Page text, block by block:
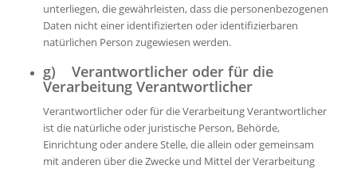
unterliegen, die gewährleisten, dass die personenbezogenen
Daten nicht einer identifizierten oder identifizierbaren
natürlichen Person zugewiesen werden.
g) Verantwortlicher oder für die
Verarbeitung Verantwortlicher
Verantwortlicher oder für die Verarbeitung Verantwortlicher
ist die natürliche oder juristische Person, Behörde,
Einrichtung oder andere Stelle, die allein oder gemeinsam
mit anderen über die Zwecke und Mittel der Verarbeitung